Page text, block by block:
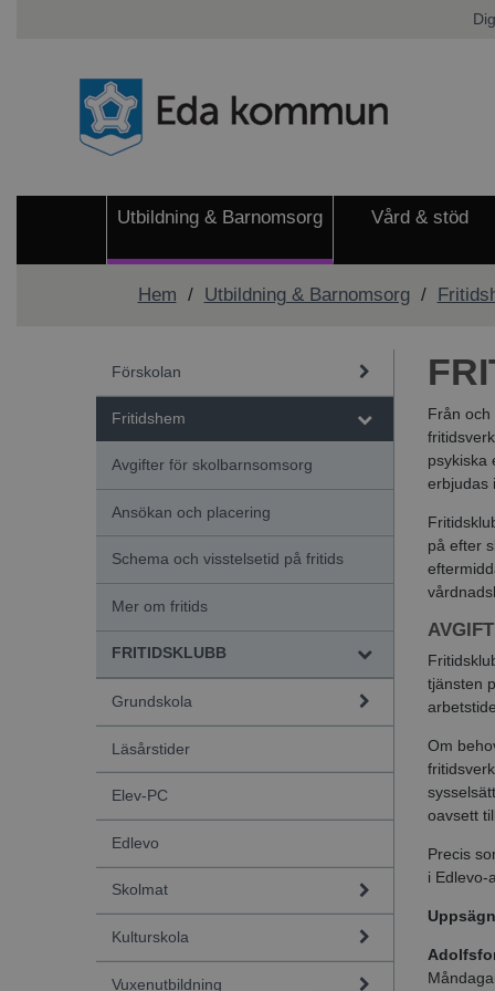
Utbildning & Barnomsorg Vård & stöd
Hem / Utbildning & Barnomsorg /
Förskolan
Fritidshem
Avgifter för skolbarnsomsorg
Ansökan och placering
Schema och visstelsetid på fritids
Mer om fritids
FRITIDSKLUBB
Grundskola
Läsårstider
Elev-PC
Edlevo
Skolmat
Kulturskola
Vuxenutbildning
Från
psykiska
erbjudas
på efter
tjänsten
Om
oavsett
Precis
i Edlevo-